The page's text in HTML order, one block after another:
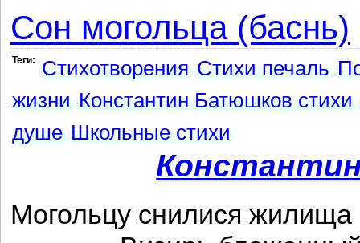
Сон могольца (баснь)
Теги: Стихотворения Стихи печаль
жизни Константин Батюшков стихи
душе Школьные стихи
Могольцу снилися жилища